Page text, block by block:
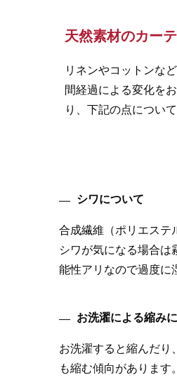
天然素材のカー
リネンやコットンな
間経過による変化を
り、下記の点につい
シワについて
合成繊維（ポリエス
シワが気になる場合は
能性アリなので過度に
お洗濯による縮み
お洗濯すると縮んだり
も縮む傾向があります。